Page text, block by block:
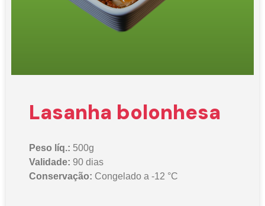
Lasanha bolonhesa
Peso líq.: 500g
Validade: 90 dias
Conservação: Congelado a -12 °C